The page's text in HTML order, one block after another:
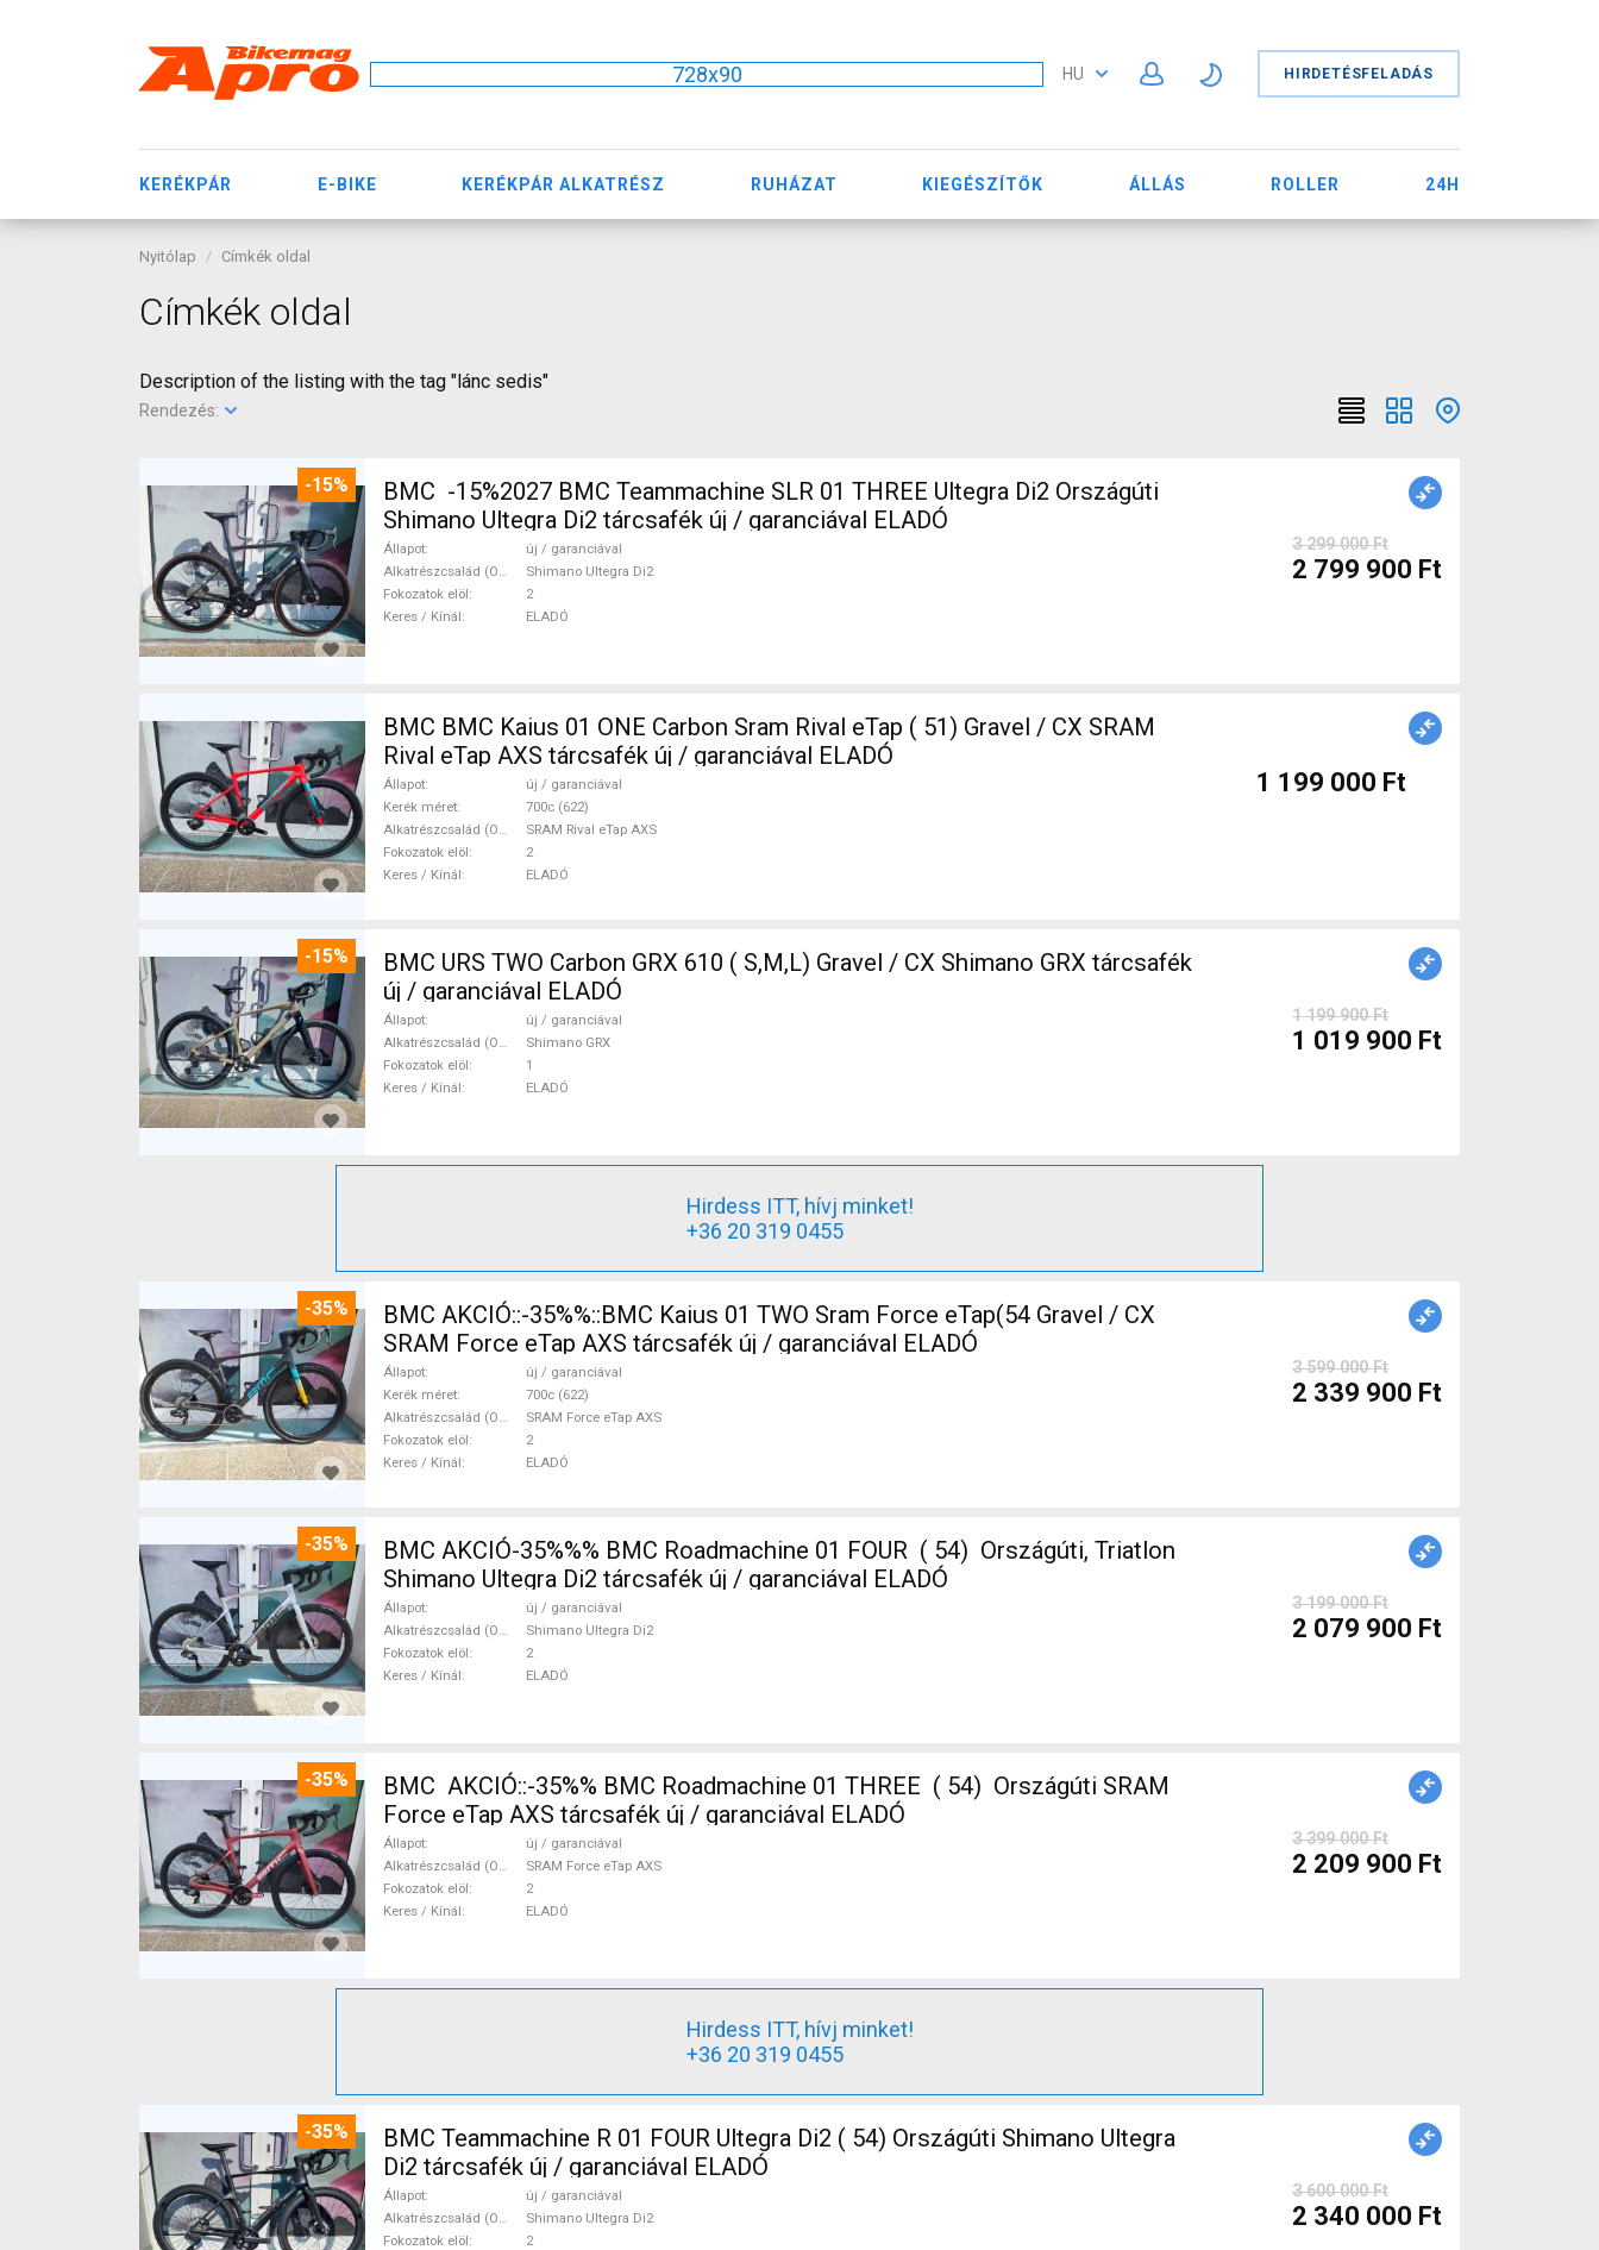
728x90 HU HIRDETÉSFELADÁS
KERÉKPÁR E-BIKE KERÉKPÁR ALKATRÉSZ RUHÁZAT KIEGÉSZÍTŐK ÁLLÁS ROLLER 24H
Nyitólap Címkék oldal
Címkék oldal
Description of the listing with the tag "lánc sedis"
Rendezés:
-15%
BMC -15%2027 BMC Teammachine SLR 01 THREE Ultegra Di2 Országúti
Shimano Ultegra Di2 tárcsafék új / garanciával ELADÓ
Állapot
új / garanciával
Alkatrészcsalád (Outi)
Shimano Ultegra Di2
Fokozatok elöl
2
Keres / Kínál
ELADÓ
3 299 000 Ft
2 799 900 Ft
BMC BMC Kaius 01 ONE Carbon Sram Rival eTap ( 51) Gravel / CX SRAM
Rival eTap AXS tárcsafék új / garanciával ELADÓ
Állapot
új / garanciával
Kerék méret
700c (622)
Alkatrészcsalád (Outi)
SRAM Rival eTap AXS
Fokozatok elöl
2
Keres / Kínál
ELADÓ
1 199 000 Ft
-15%
BMC URS TWO Carbon GRX 610 ( S,M,L) Gravel / CX Shimano GRX tárcsafék
új / garanciával ELADÓ
Állapot
új / garanciával
Alkatrészcsalád (Outi)
Shimano GRX
Fokozatok elöl
1
Keres / Kínál
ELADÓ
1 199 900 Ft
1 019 900 Ft
Hirdess ITT, hívj minket!
+36 20 319 0455
-35%
BMC AKCIÓ::-35%%::BMC Kaius 01 TWO Sram Force eTap(54 Gravel / CX
SRAM Force eTap AXS tárcsafék új / garanciával ELADÓ
Állapot
új / garanciával
Kerék méret
700c (622)
Alkatrészcsalád (Outi)
SRAM Force eTap AXS
Fokozatok elöl
2
Keres / Kínál
ELADÓ
3 599 000 Ft
2 339 900 Ft
-35%
BMC AKCIÓ-35%%% BMC Roadmachine 01 FOUR ( 54) Országúti, Triatlon
Shimano Ultegra Di2 tárcsafék új / garanciával ELADÓ
Állapot
új / garanciával
Alkatrészcsalád (Outi)
Shimano Ultegra Di2
Fokozatok elöl
2
Keres / Kínál
ELADÓ
3 199 000 Ft
2 079 900 Ft
-35%
BMC AKCIÓ::-35%% BMC Roadmachine 01 THREE ( 54) Országúti SRAM
Force eTap AXS tárcsafék új / garanciával ELADÓ
Állapot
új / garanciával
Alkatrészcsalád (Outi)
SRAM Force eTap AXS
Fokozatok elöl
2
Keres / Kínál
ELADÓ
3 399 000 Ft
2 209 900 Ft
Hirdess ITT, hívj minket!
+36 20 319 0455
-35%
BMC Teammachine R 01 FOUR Ultegra Di2 ( 54) Országúti Shimano Ultegra
Di2 tárcsafék új / garanciával ELADÓ
Állapot
új / garanciával
Alkatrészcsalád (Outi)
Shimano Ultegra Di2
Fokozatok elöl
2
3 600 000 Ft
2 340 000 Ft